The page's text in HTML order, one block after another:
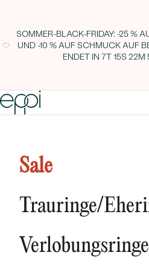
SOMMER-BLACK-FRIDAY: -25 %
UND -10 % AUF SCHMUCK AUF
ENDET IN 7T 15S 22M
Sale
Trauringe/
NEUHEITEN
Verlobungsringe
Lab Grown